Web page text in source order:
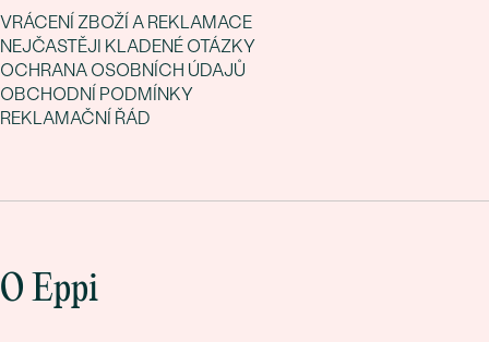
VRÁCENÍ ZBOŽÍ A REKLAMACE
NEJČASTĚJI KLADENÉ OTÁZKY
OCHRANA OSOBNÍCH ÚDAJŮ
OBCHODNÍ PODMÍNKY
REKLAMAČNÍ ŘÁD
O Eppi